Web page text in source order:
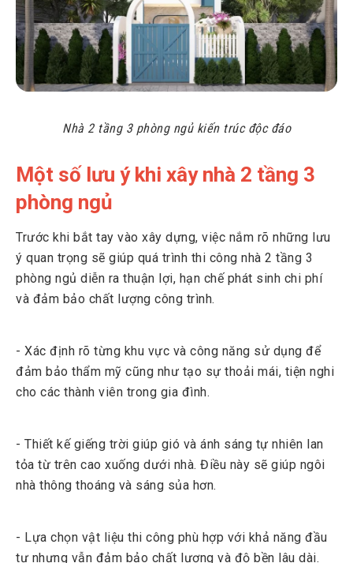
Nhà 2 tầng 3 phòng ngủ kiến trúc độc đáo
Một số lưu ý khi xây nhà 2 tầng 3
phòng ngủ
Trước khi bắt tay vào xây dựng, việc nắm rõ những lưu
ý quan trọng sẽ giúp quá trình thi công nhà 2 tầng 3
phòng ngủ diễn ra thuận lợi, hạn chế phát sinh chi phí
và đảm bảo chất lượng công trình.
- Xác định rõ từng khu vực và công năng sử dụng để
đảm bảo thẩm mỹ cũng như tạo sự thoải mái, tiện nghi
cho các thành viên trong gia đình.
- Thiết kế giếng trời giúp gió và ánh sáng tự nhiên lan
tỏa từ trên cao xuống dưới nhà. Điều này sẽ giúp ngôi
nhà thông thoáng và sáng sủa hơn.
- Lựa chọn vật liệu thi công phù hợp với khả năng đầu
tư nhưng vẫn đảm bảo chất lượng và độ bền lâu dài.